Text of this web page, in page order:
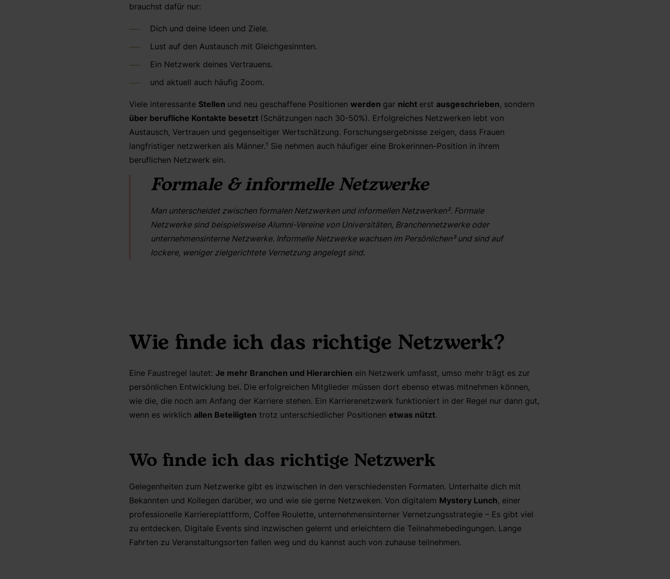
brauchst dafür nur:
Dich und deine Ideen und Ziele.
Lust auf den Austausch mit Gleichgesinnten.
Ein Netzwerk deines Vertrauens.
und aktuell auch häufig Zoom.
Viele interessante Stellen und neu geschaffene Positionen werden gar nicht erst ausgeschrieben, sondern
über berufliche Kontakte besetzt (Schätzungen nach 30-50%). Erfolgreiches Netzwerken lebt von
Austausch, Vertrauen und gegenseitiger Wertschätzung. Forschungsergebnisse zeigen, dass Frauen
langfristiger netzwerken als Männer.¹ Sie nehmen auch häufiger eine Brokerinnen-Position in ihrem
beruflichen Netzwerk ein.
Formale & informelle Netzwerke
Man unterscheidet zwischen formalen Netzwerken und informellen Netzwerken². Formale
Netzwerke sind beispielsweise Alumni-Vereine von Universitäten, Branchennetzwerke oder
unternehmensinterne Netzwerke. Informelle Netzwerke wachsen im Persönlichen³und sind auf
lockere, weniger zielgerichtete Vernetzung angelegt sind.
Wie finde ich das richtige Netzwerk?
Eine Faustregel lautet: Je mehr Branchen und Hierarchien ein Netzwerk umfasst, umso mehr trägt es zur
persönlichen Entwicklung bei. Die erfolgreichen Mitglieder müssen dort ebenso etwas mitnehmen können,
wie die, die noch am Anfang der Karriere stehen. Ein Karrierenetzwerk funktioniert in der Regel nur dann gut,
wenn es wirklich allen Beteiligten trotz unterschiedlicher Positionen etwas nützt.
Wo finde ich das richtige Netzwerk
Gelegenheiten zum Netzwerke gibt es inzwischen in den verschiedensten Formaten. Unterhalte dich mit
Bekannten und Kollegen darüber, wo und wie sie gerne Netzweken. Von digitalem Mystery Lunch, einer
professionelle Karriereplattform, Coffee Roulette, unternehmensinterner Vernetzungsstrategie – Es gibt viel
zu entdecken. Digitale Events sind inzwischen gelernt und erleichtern die Teilnahmebedingungen. Lange
Fahrten zu Veranstaltungsorten fallen weg und du kannst auch von zuhause teilnehmen.